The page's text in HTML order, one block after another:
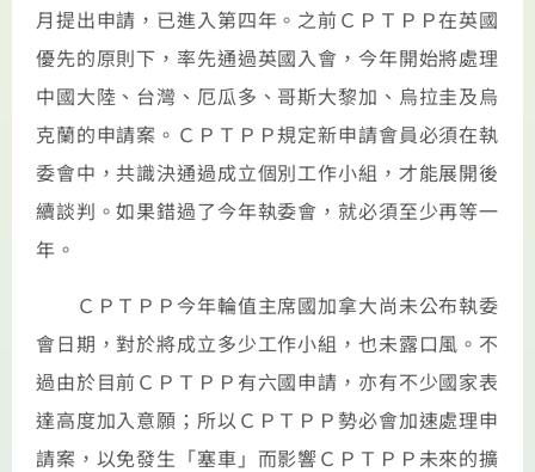
月提出申請，已進入第四年。之前ＣＰＴＰＰ在英國
優先的原則下，率先通過英國入會，今年開始將處理
中國大陸、台灣、厄瓜多、哥斯大黎加、烏拉圭及烏
克蘭的申請案。ＣＰＴＰＰ規定新申請會員必須在執
委會中，共識決通過成立個別工作小組，才能展開後
續談判。如果錯過了今年執委會，就必須至少再等一
年。
ＣＰＴＰＰ今年輪值主席國加拿大尚未公布執委
會日期，對於將成立多少工作小組，也未露口風。不
過由於目前ＣＰＴＰＰ有六國申請，亦有不少國家表
達高度加入意願；所以ＣＰＴＰＰ勢必會加速處理申
請案，以免發生「塞車」而影響ＣＰＴＰＰ未來的擴